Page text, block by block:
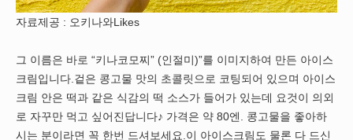
자료제공 : 오키나와Likes
그 이름은 바로 “키나코모찌” (인절미)”를 이미지하여 만든 아이스
크림입니다.겉은 콩고물 맛의 초콜릿으로 코팅되어 있으며 아이스
크림 안은 떡과 같은 식감의 떡 소스가 들어가 있는데 요것이 의외
로 자꾸만 먹고 싶어진답니다♪ 가격은 약 80엔. 콩고물을 좋아하
시는 분이라면 꼭 한번 드셔보세요.이 아이스크림도 물론 다 드신